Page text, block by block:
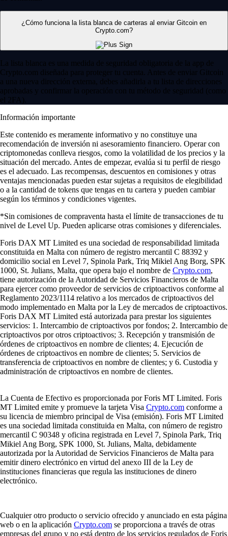
¿Cómo funciona la lista blanca de carteras al enviar Gitcoin en
Crypto.com?
La lista blanca es una medida de seguridad obligatoria de la app de
Crypto.com diseñada para proteger tu cuenta. Antes de enviar Gitcoin
a una nueva dirección externa, debes añadirla a tu lista de direcciones
aprobadas y confirmar la operación con tu método de seguridad (como
el 2FA).
Información importante
Este contenido es meramente informativo y no constituye una
recomendación de inversión ni asesoramiento financiero. Operar con
criptomonedas conlleva riesgos, como la volatilidad de los precios y la
situación del mercado. Antes de empezar, evalúa si tu perfil de riesgo
es el adecuado. Las recompensas, descuentos en comisiones y otras
ventajas mencionadas pueden estar sujetas a requisitos de elegibilidad
o a la cantidad de tokens que tengas en tu cartera y pueden cambiar
según los términos y condiciones vigentes.
*Sin comisiones de compraventa hasta el límite de transacciones de tu
nivel de Level Up. Pueden aplicarse otras comisiones y diferenciales.
Foris DAX MT Limited es una sociedad de responsabilidad limitada
constituida en Malta con número de registro mercantil C 88392 y
domicilio social en Level 7, Spinola Park, Triq Mikiel Ang Borg, SPK
1000, St. Julians, Malta, que opera bajo el nombre de Crypto.com,
tiene autorización de la Autoridad de Servicios Financieros de Malta
para ejercer como proveedor de servicios de criptoactivos conforme al
Reglamento 2023/1114 relativo a los mercados de criptoactivos del
modo implementado en Malta por la Ley de mercados de criptoactivos.
Foris DAX MT Limited está autorizada para prestar los siguientes
servicios: 1. Intercambio de criptoactivos por fondos; 2. Intercambio de
criptoactivos por otros criptoactivos; 3. Recepción y transmisión de
órdenes de criptoactivos en nombre de clientes; 4. Ejecución de
órdenes de criptoactivos en nombre de clientes; 5. Servicios de
transferencia de criptoactivos en nombre de clientes; y 6. Custodia y
administración de criptoactivos en nombre de clientes.
La Cuenta de Efectivo es proporcionada por Foris MT Limited. Foris
MT Limited emite y promueve la tarjeta Visa Crypto.com conforme a
su licencia de miembro principal de Visa (emisión). Foris MT Limited
es una sociedad limitada constituida en Malta, con número de registro
mercantil C 90348 y oficina registrada en Level 7, Spinola Park, Triq
Mikiel Ang Borg, SPK 1000, St. Julians, Malta, debidamente
autorizada por la Autoridad de Servicios Financieros de Malta para
emitir dinero electrónico en virtud del anexo III de la Ley de
instituciones financieras que regula las instituciones de dinero
electrónico.
Cualquier otro producto o servicio ofrecido y anunciado en esta página
web o en la aplicación Crypto.com se proporciona a través de otras
empresas del grupo y no está dentro de los servicios regulados de Foris